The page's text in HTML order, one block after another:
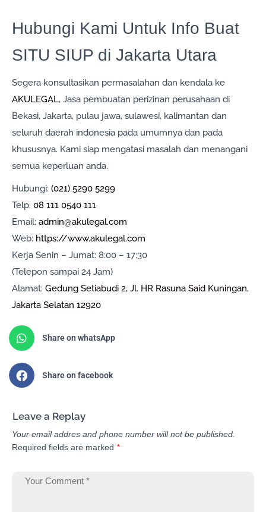
Hubungi Kami Untuk Info Buat
SITU SIUP di Jakarta Utara
Segera konsultasikan permasalahan dan kendala ke
AKULEGAL, Jasa pembuatan perizinan perusahaan di
Bekasi, Jakarta, pulau jawa, sulawesi, kalimantan dan
seluruh daerah indonesia pada umumnya dan pada
khususnya. Kami siap mengatasi masalah dan menangani
semua keperluan anda.
Hubungi: (021) 5290 5299
Telp: 08 111 0540 111
Email: admin@akulegal.com
Web: https://www.akulegal.com
Kerja Senin – Jumat: 8:00 – 17:30
(Telepon sampai 24 Jam)
Alamat: Gedung Setiabudi 2, Jl. HR Rasuna Said Kuningan,
Jakarta Selatan 12920
Share on whatsApp
Share on facebook
Leave a Replay
Your email addres and phone number will not be published.
Required fields are marked *